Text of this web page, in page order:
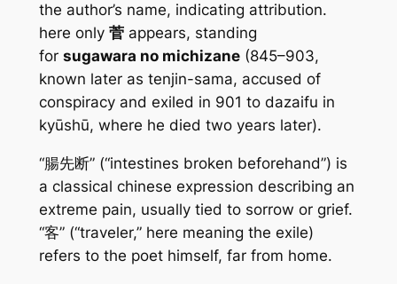
the author’s name, indicating attribution.
here only 菅appears, standing
for sugawara no michizane(845–903,
known later as tenjin-sama, accused of
conspiracy and exiled in 901 to dazaifu in
kyūshū, where he died two years later).
“腸先断” (“intestines broken beforehand”) is
a classical chinese expression describing an
extreme pain, usually tied to sorrow or grief.
“客” (“traveler,” here meaning the exile)
refers to the poet himself, far from home.